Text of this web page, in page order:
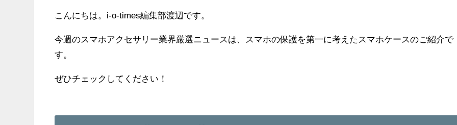
こんにちは。i-o-times編集部渡辺です。
今週のスマホアクセサリー業界厳選ニュースは、スマホの保護を第一に考えたスマホケースのご紹介で
す。
ぜひチェックしてください！